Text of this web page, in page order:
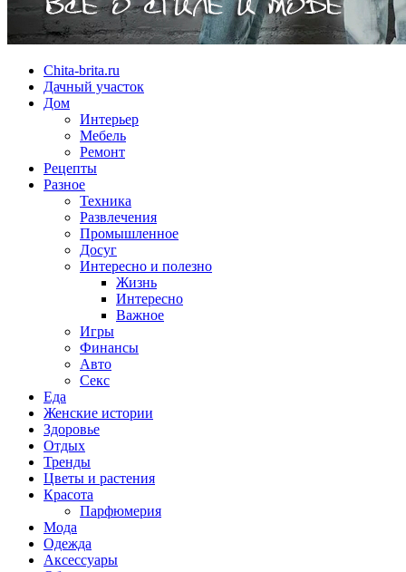
Chita-brita.ru
Дачный участок
Дом
Интерьер
Мебель
Ремонт
Рецепты
Разное
Техника
Развлечения
Промышленное
Досуг
Интересно и полезно
Жизнь
Интересно
Важное
Игры
Финансы
Авто
Секс
Еда
Женские истории
Здоровье
Отдых
Тренды
Цветы и растения
Красота
Парфюмерия
Мода
Одежда
Аксессуары